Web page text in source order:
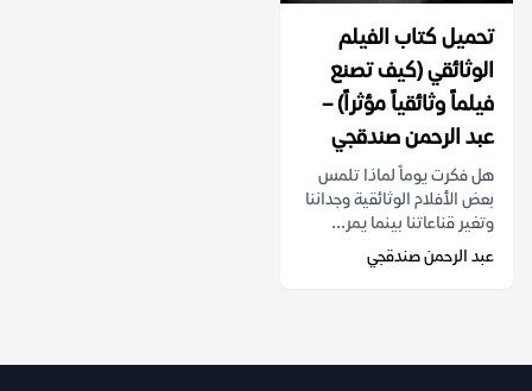
تحميل كتاب الفيلم
الوثائقي (كيف تصنع
فيلماً وثائقياً مؤثراً) –
عبد الرحمن صندقجي
هل فكرت يوماً لماذا تلمس
بعض الأفلام الوثائقية وجداننا
وتغير قناعاتنا بينما يمر...
عبد الرحمن صندقجي